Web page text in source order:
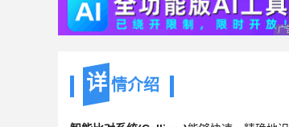
广
详 情介绍